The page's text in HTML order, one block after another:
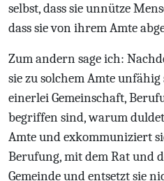
selbst, dass sie unnütze
dass sie von ihrem Amte
Zum andern sage ich:
sie zu solchem Amte
einerlei Gemeinschaft,
begriffen sind, warum
Amte und exkommuniziert
Berufung, mit dem Rat und
Gemeinde und entsetzt sie